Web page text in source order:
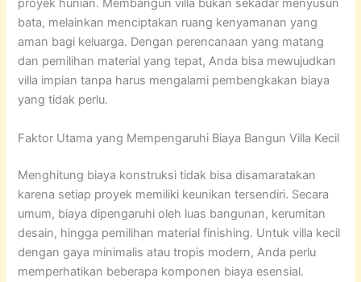
proyek hunian. Membangun villa bukan sekadar menyusun
bata, melainkan menciptakan ruang kenyamanan yang
aman bagi keluarga. Dengan perencanaan yang matang
dan pemilihan material yang tepat, Anda bisa mewujudkan
villa impian tanpa harus mengalami pembengkakan biaya
yang tidak perlu.
Faktor Utama yang Mempengaruhi Biaya Bangun Villa Kecil
Menghitung biaya konstruksi tidak bisa disamaratakan
karena setiap proyek memiliki keunikan tersendiri. Secara
umum, biaya dipengaruhi oleh luas bangunan, kerumitan
desain, hingga pemilihan material finishing. Untuk villa kecil
dengan gaya minimalis atau tropis modern, Anda perlu
memperhatikan beberapa komponen biaya esensial.